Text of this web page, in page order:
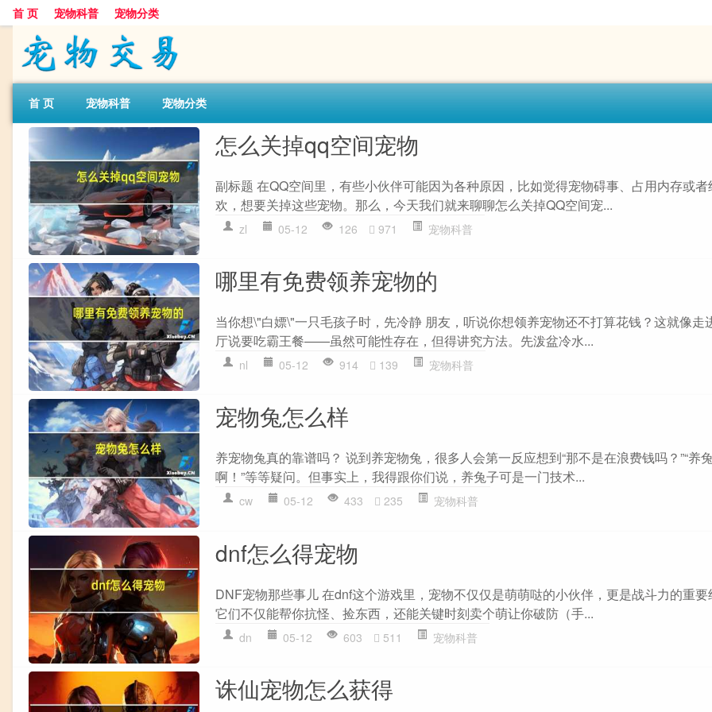
首 页 宠物科普 宠物分类
首 页 宠物科普 宠物分类
怎么关掉qq空间宠物
副标题 在QQ空间里，有些小伙伴可能因为各种原因，比如觉得宠物碍事、占用内存或
欢，想要关掉这些宠物。那么，今天我们就来聊聊怎么关掉QQ空间宠...
zl 05-12 126 971 宠物科普
哪里有免费领养宠物的
当你想\"白嫖\"一只毛孩子时，先冷静 朋友，听说你想领养宠物还不打算花钱？这就像走
厅说要吃霸王餐——虽然可能性存在，但得讲究方法。先泼盆冷水...
nl 05-12 914 139 宠物科普
宠物兔怎么样
养宠物兔真的靠谱吗？ 说到养宠物兔，很多人会第一反应想到“那不是在浪费钱吗？”“养
啊！”等等疑问。但事实上，我得跟你们说，养兔子可是一门技术...
cw 05-12 433 235 宠物科普
dnf怎么得宠物
DNF宠物那些事儿 在dnf这个游戏里，宠物不仅仅是萌萌哒的小伙伴，更是战斗力的重
它们不仅能帮你抗怪、捡东西，还能关键时刻卖个萌让你破防（手...
dn 05-12 603 511 宠物科普
诛仙宠物怎么获得